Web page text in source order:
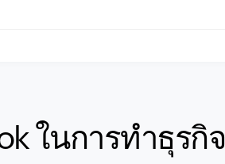
ในการทำธุรกิจ